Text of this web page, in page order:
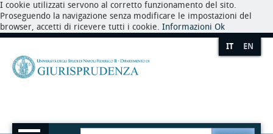
I cookie utilizzati servono al corretto funzionamento del sito.
Proseguendo la navigazione senza modificare le impostazioni del
browser, accetti di ricevere tutti i cookie. Informazioni Ok
IT EN